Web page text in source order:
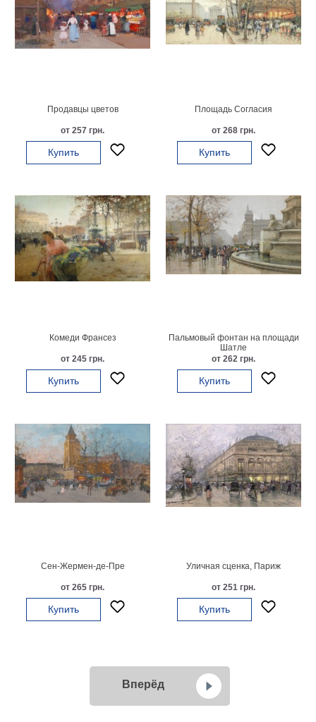
работы
Продавцы цветов
от 257 грн.
Купить
Площадь Согласия
от 268 грн.
Купить
Комеди Франсез
от 245 грн.
Купить
Пальмовый фонтан на площади
Шатле
от 262 грн.
Купить
Сен-Жермен-де-Пре
от 265 грн.
Купить
Уличная сценка, Париж
от 251 грн.
Купить
Вперёд